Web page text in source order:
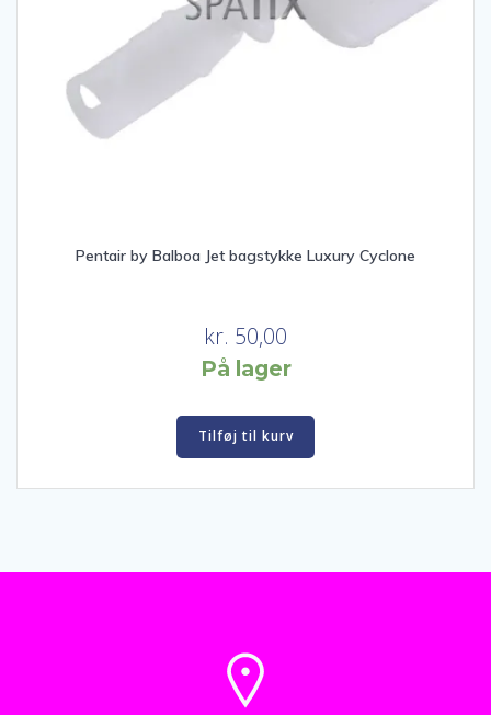
Pentair by Balboa Jet bagstykke Luxury Cyclone
kr. 50,00
På lager
Tilføj til kurv